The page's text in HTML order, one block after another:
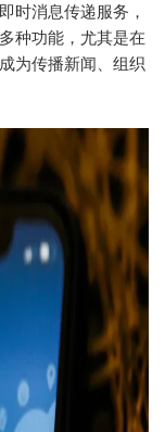
时消息传递服务，
种功能，尤其是在
为传播新闻、组织